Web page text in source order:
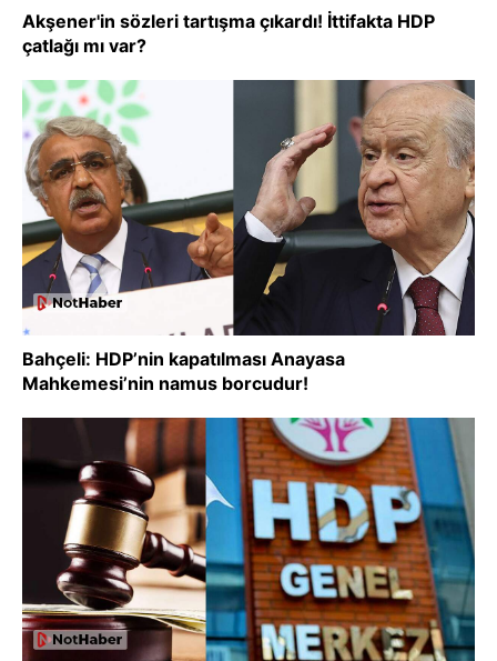
Akşener'in sözleri tartışma çıkardı! İttifakta HDP
çatlağı mı var?
Bahçeli: HDP’nin kapatılması Anayasa
Mahkemesi’nin namus borcudur!